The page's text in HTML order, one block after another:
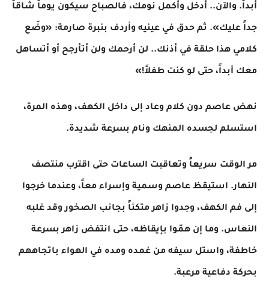
أبداً. والآن.. أدخل وأكمل نومك، فالصباح سيكون يوماً شاقاً
جداً عليك». ثم حدق في عينيه وأردف بنبرة صارمة: «وضَع
كلامي هذا حلقة في أذنك.. لن أرحمك ولن أتأرجح أو أتساهل
معك أبداً، حتى لو كنت طفلاً!»
​نهض عاصم دون كلام وعاد إلى داخل الكهف، وهذه المرة،
استسلم لجسده المنهك ونام بسرعة شديدة.
​مر الوقت سريعاً وتعاقبت الساعات حتى اقترب منتصف
النهار. استيقظ عاصم وسمية وإسراء معاً، وعندما خرجوا
إلى فم الكهف، وجدوا زاهر متكئاً بجانب الصخور وقد غلبه
النعاس. وما إن همّوا بإيقاظه، حتى انتفض زاهر بسرعة
خاطفة، واستل سيفه من غمده ومده في الهواء باتجاههم
بحركة دفاعية مرعبة.